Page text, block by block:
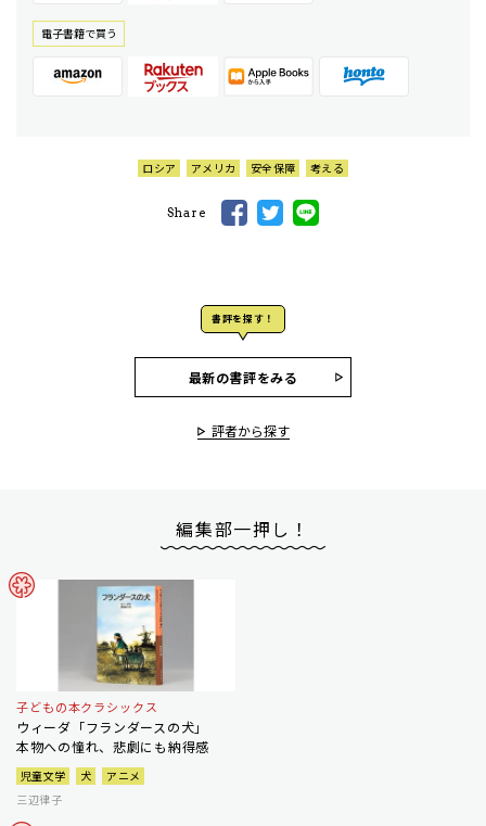
電⼦書籍で買う
ロシア アメリカ 安全保障 考える
Share
書評を探す！
最新の書評をみる
評者から探す
編集部一押し！
子どもの本クラシックス
ウィーダ「フランダースの犬」
本物への憧れ、悲劇にも納得感
児童文学 犬
アニメ
三辺律子